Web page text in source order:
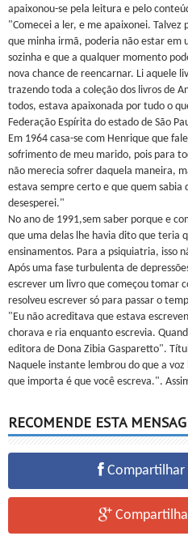
apaixonou-se pela leitura e pelo
"Comecei a ler, e me apaixonei. Talvez
que minha irmã, poderia não estar em
sozinha e que a qualquer momento
nova chance de reencarnar. Li aquele
trazendo toda a coleção dos livros de
todos, estava apaixonada por tudo o
Federação Espírita do estado de São
Em 1964 casa-se com Henrique que
sofrimento de meu marido, pois para
não merecia sofrer daquela maneira,
estava sempre certo e que quem sabia
desesperei."
No ano de 1991,sem saber porque e
que uma delas lhe havia dito que teria
ensinamentos. Para a psiquiatria, isso
Após uma fase turbulenta de
escrever um livro que começou tomar
resolveu escrever só para passar o
"Eu não acreditava que estava
chorava e ria enquanto escrevia.
editora de Dona Zibia Gasparetto".
Naquele instante lembrou do que a
que importa é que você escreva.".
RECOMENDE ESTA
Compartilhar